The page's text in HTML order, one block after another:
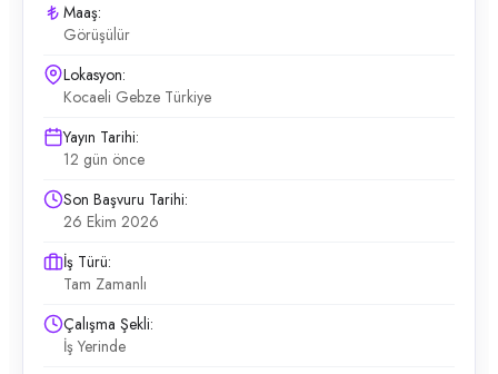
Maaş:
Görüşülür
Lokasyon:
Kocaeli Gebze Türkiye
Yayın Tarihi:
12 gün önce
Son Başvuru Tarihi:
26 Ekim 2026
İş Türü:
Tam Zamanlı
Çalışma Şekli:
İş Yerinde